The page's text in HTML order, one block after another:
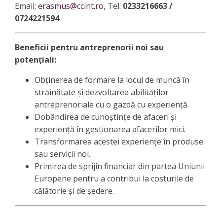
Email: erasmus@ccint.ro, Tel: 0233216663 /
0724221594
Beneficii pentru antreprenorii noi sau
potențiali:
Obținerea de formare la locul de muncă în
străinătate și dezvoltarea abilităților
antreprenoriale cu o gazdă cu experiență.
Dobândirea de cunoștințe de afaceri și
experiență în gestionarea afacerilor mici.
Transformarea acestei experiențe în produse
sau servicii noi.
Primirea de sprijin financiar din partea Uniunii
Europene pentru a contribui la costurile de
călătorie și de ședere.